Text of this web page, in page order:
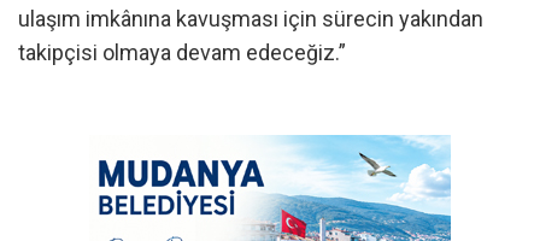
ulaşım imkânına kavuşması için sürecin yakından
takipçisi olmaya devam edeceğiz.”